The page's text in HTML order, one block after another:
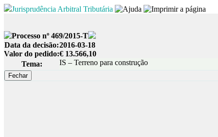
Jurisprudência Arbitral Tributária
Processo nº 469/2015-T
Data da decisão:2016-03-18
Valor do pedido:€ 13.566,10
Tema:
IS – Terreno para construção